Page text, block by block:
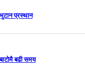
प्रस्थान
बढी समय